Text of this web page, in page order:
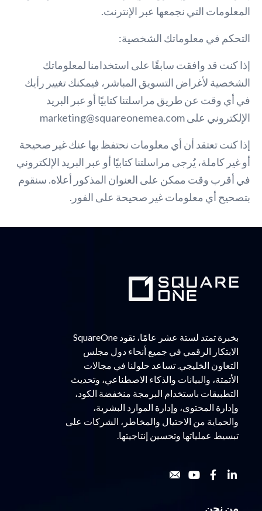
المعلومات التي نجمعها عبر الإنترنت.
التحكم في معلوماتك الشخصية:
إذا كنت قد وافقت سابقًا على استخدامنا لمعلوماتك
الشخصية لأغراض التسويق المباشر، فيمكنك تغيير رأيك
في أي وقت عن طريق مراسلتنا كتابيًا أو عبر البريد
الإلكتروني على marketing@squareonemea.com
إذا كنت تعتقد أن أي معلومات نحتفظ بها عنك غير صحيحة
أو غير كاملة، يُرجى مراسلتنا كتابيًا أو عبر البريد الإلكتروني
في أقرب وقت ممكن على العنوان المذكور أعلاه. سنقوم
بتصحيح أي معلومات غير صحيحة على الفور.
بخبرة تمتد لستة عشر عامًا، تقود SquareOne
الابتكار الرقمي في جميع أنحاء دول مجلس
التعاون الخليجي. تساعد حلولنا في مجالات
الأتمتة، والبيانات والذكاء الاصطناعي، وتحديث
التطبيقات باستخدام البرمجة منخفضة الكود،
وإدارة المحتوى، وإدارة الموارد البشرية،
والحماية من الاحتيال والمخاطر، الشركات على
تبسيط عملياتها وتحسين إنتاجيتها.
من نحن